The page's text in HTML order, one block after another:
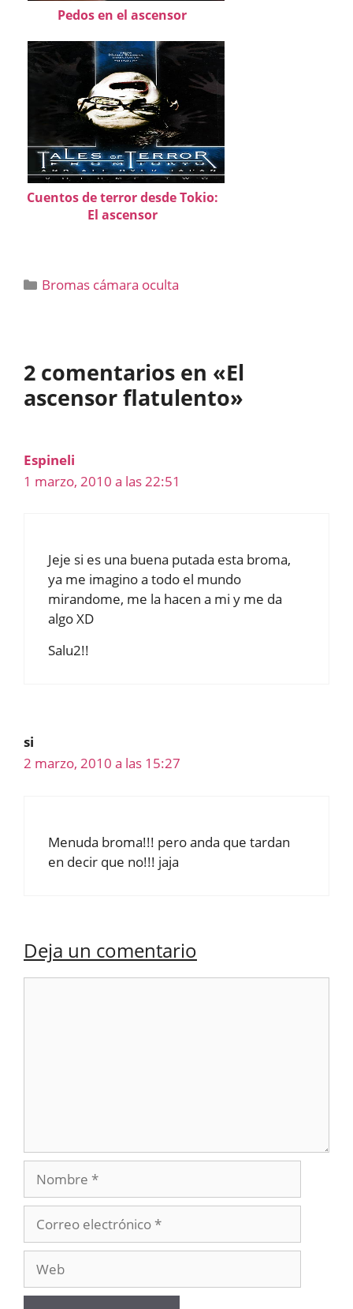
Pedos en el ascensor
Cuentos de terror desde Tokio:
El ascensor
Categorías
Bromas cámara oculta
2 comentarios en «El
ascensor flatulento»
Espineli
1 marzo, 2010 a las 22:51
Jeje si es una buena putada esta broma,
ya me imagino a todo el mundo
mirandome, me la hacen a mi y me da
algo XD
Salu2!!
si
2 marzo, 2010 a las 15:27
Menuda broma!!! pero anda que tardan
en decir que no!!! jaja
Deja un comentario
Nombre
electrónico